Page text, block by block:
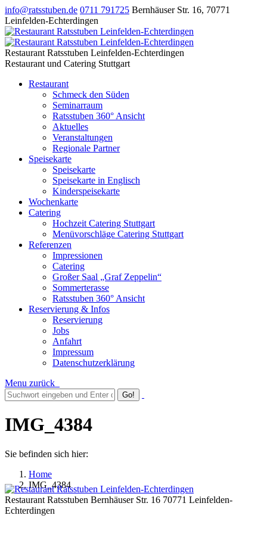
info@ratsstuben.de 0711 791725 Bernhäuser Str. 16, 70771
Leinfelden-Echterdingen
Restaurant Ratsstuben Leinfelden-Echterdingen
Restaurant und Catering Stuttgart
Restaurant
Schmeck den Süden
Seminarraum
Ratsstuben 360° Ansicht
Aktuelles
Veranstaltungen
Regionale Partner
Speisekarte
Speisekarte
Speisekarte in Englisch
Kinderspeisekarte
Wochenkarte
Catering
Hochzeit Catering Stuttgart
Menüvorschläge Catering Stuttgart
Referenzen
Impressionen
Catering
Großer Saal „Graf Zeppelin“
Sommerterasse
Ratsstuben 360° Ansicht
Reservierung & Infos
Reservierung
Jobs
Anfahrt
Impressum
Datenschutzerklärung
Menu zurück
IMG_4384
Sie befinden sich hier:
Home
IMG_4384
Restaurant Ratsstuben Bernhäuser Str. 16 70771 Leinfelden-
Echterdingen